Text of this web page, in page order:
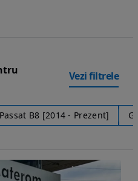
Vezi filtrele
Passat B8 [2014 - Prezent]